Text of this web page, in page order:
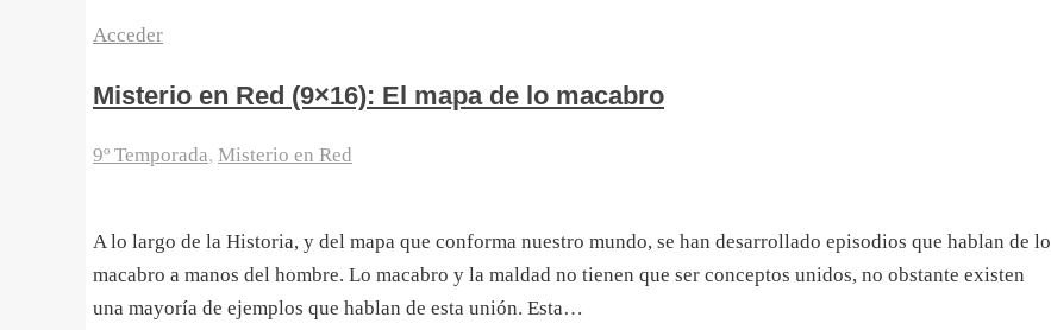
Acceder
Misterio en Red (9×16): El mapa de lo macabro
9º Temporada, Misterio en Red
A lo largo de la Historia, y del mapa que conforma nuestro mundo, se han desarrollado episodios que hablan de lo
macabro a manos del hombre. Lo macabro y la maldad no tienen que ser conceptos unidos, no obstante existen
una mayoría de ejemplos que hablan de esta unión. Esta…